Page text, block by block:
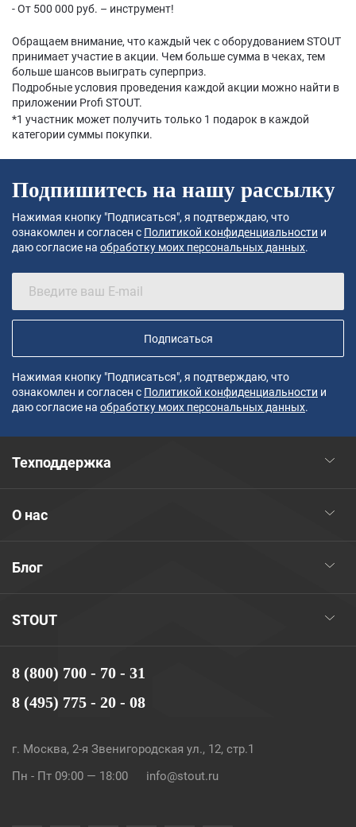
- От 500 000 руб. – инструмент!
Обращаем внимание, что каждый чек c оборудованием STOUT
принимает участие в акции. Чем больше сумма в чеках, тем
больше шансов выиграть суперприз.
Подробные условия проведения каждой акции можно найти в
приложении Profi STOUT.
*1 участник может получить только 1 подарок в каждой
категории суммы покупки.
Подпишитесь на нашу рассылку
Нажимая кнопку "Подписаться", я подтверждаю, что
ознакомлен и согласен с Политикой конфиденциальности и
даю согласие на обработку моих персональных данных.
Подписаться
Нажимая кнопку "Подписаться", я подтверждаю, что
ознакомлен и согласен с Политикой конфиденциальности и
даю согласие на обработку моих персональных данных.
8 (800) 700 - 70 - 31
8 (495) 775 - 20 - 08
г. Москва, 2-я Звенигородская ул., 12, стр.1
Пн - Пт 09:00 — 18:00
info@stout.ru
STOUT
Блог
О нас
Техподдержка